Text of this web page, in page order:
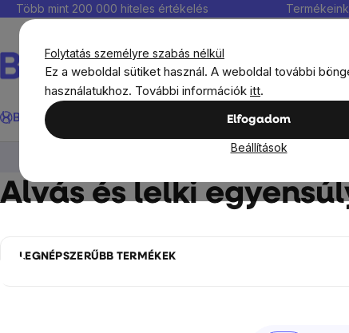
Folytatás személyre szabás nélkül
Ez a weboldal sütiket használ. A weboldal további
használatukhoz. További információk itt.
Elfogadom
Beállítások
Ugrás
tartalomhoz
Több mint 200 000 hiteles értékelés
Keresés
BrainMax® Kedvezmények
BrainMax Pure Tinktúrák
Alvás és lelki
LEGNÉPSZERŰBB TERMÉKEK